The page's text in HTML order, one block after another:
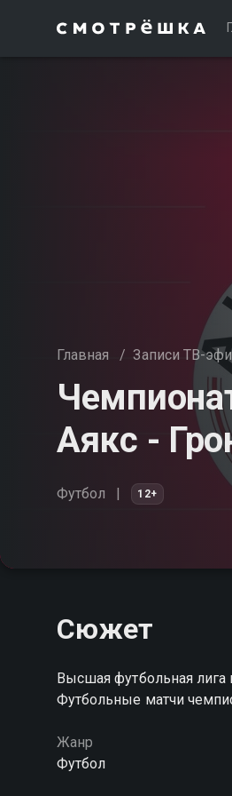
Главная / Записи ТВ-
Аякс -
Футбол 12+
Сюжет
Высшая футбольная лига
Футбольные матчи
Жанр
Футбол